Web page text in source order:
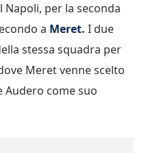
Napoli, per la seconda
a Meret. I due
stessa squadra per
Meret venne scelto
come suo